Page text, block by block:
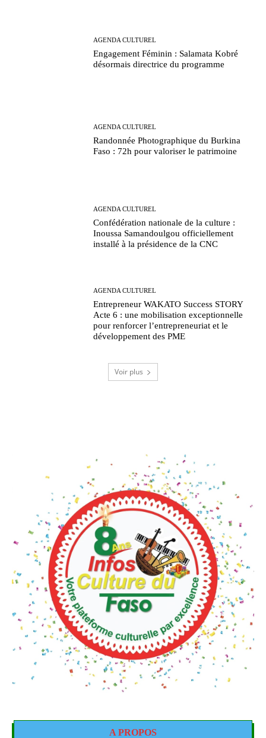
AGENDA CULTUREL
Engagement Féminin : Salamata Kobré
désormais directrice du programme
AGENDA CULTUREL
Randonnée Photographique du Burkina
Faso : 72h pour valoriser le patrimoine
AGENDA CULTUREL
Confédération nationale de la culture :
Inoussa Samandoulgou officiellement
installé à la présidence de la CNC
AGENDA CULTUREL
Entrepreneur WAKATO Success STORY
Acte 6 : une mobilisation exceptionnelle
pour renforcer l’entrepreneuriat et le
développement des PME
Voir plus
A PROPOS